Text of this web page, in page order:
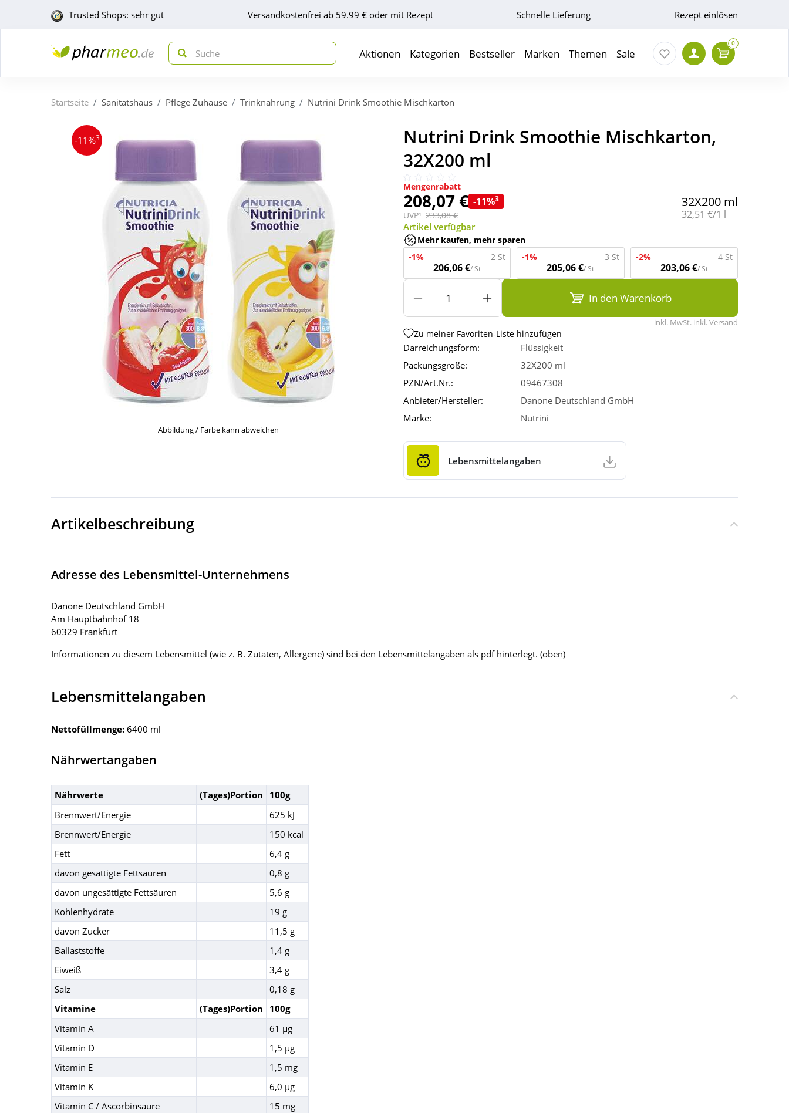
Trusted Shops: sehr gut Versandkostenfrei ab 59.99 € oder mit Rezept Schnelle Lieferung Rezept einlösen
Aktionen Kategorien Bestseller Marken Themen Sale
0
Startseite Sanitätshaus Pflege Zuhause Trinknahrung Nutrini Drink Smoothie Mischkarton
-11%3
Abbildung / Farbe kann abweichen
Nutrini Drink Smoothie Mischkarton,
32X200 ml
Mengenrabatt
208,07 € -11%3
UVP¹ 233,08 €
32X200 ml
Grundpreis:
32,51 €/1 l
Artikel verfügbar
Mehr kaufen, mehr sparen
-1%
2 St
206,06 €/ St
-1% 3 St
205,06 €/ St
-2% 4 St
203,06 €/ St
In den Warenkorb
inkl. MwSt. inkl. Versand
Zu meiner Favoriten-Liste hinzufügen
Darreichungsform:
Flüssigkeit
Packungsgröße:
32X200 ml
PZN/Art.Nr.:
09467308
Anbieter/Hersteller:
Danone Deutschland GmbH
Marke:
Nutrini
Lebensmittelangaben
Artikelbeschreibung
Adresse des Lebensmittel-Unternehmens
Danone Deutschland GmbH
Am Hauptbahnhof 18
60329 Frankfurt
Informationen zu diesem Lebensmittel (wie z. B. Zutaten, Allergene) sind bei den Lebensmittelangaben als pdf hinterlegt. (oben)
Lebensmittelangaben
Nettofüllmenge: 6400 ml
Nährwertangaben
Nährwerte (Tages)Portion
100g
Brennwert/Energie
625 kJ
Brennwert/Energie
150 kcal
Fett
6,4 g
davon gesättigte Fettsäuren
0,8 g
davon ungesättigte Fettsäuren
5,6 g
Kohlenhydrate
19 g
davon Zucker
11,5 g
Ballaststoffe
1,4 g
Eiweiß
3,4 g
Salz
0,18 g
Vitamine
(Tages)Portion
100g
Vitamin A
61 µg
Vitamin D
1,5 µg
Vitamin E
1,5 mg
Vitamin K
6,0 µg
Vitamin C / Ascorbinsäure
15 mg